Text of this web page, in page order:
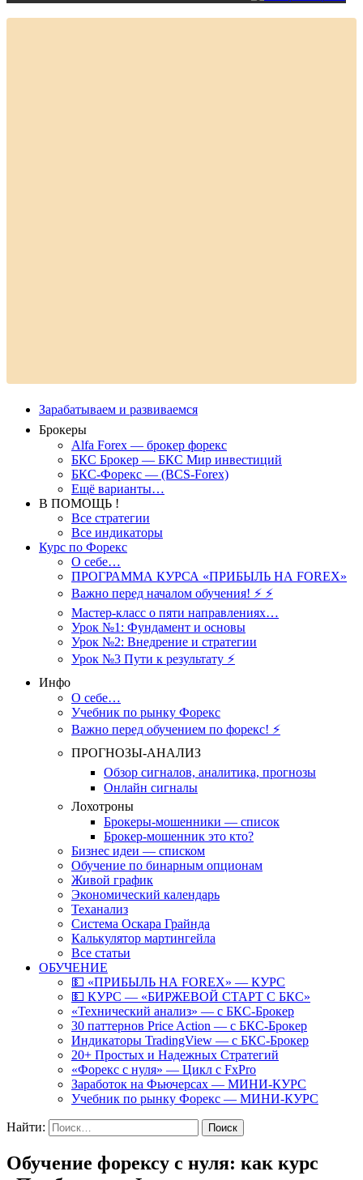
Зарабатываем и развиваемся
Брокеры
Alfa Forex — брокер форекс
БКС Брокер — БКС Мир инвестиций
БКС-Форекс — (BCS-Forex)
Ещё варианты…
В ПОМОЩЬ !
Все стратегии
Все индикаторы
Курс по Форекс
О себе…
ПРОГРАММА КУРСА «ПРИБЫЛЬ НА FOREX»
Важно перед началом обучения! ⚡ ⚡
Мастер-класс о пяти направлениях…
Урок №1: Фундамент и основы
Урок №2: Внедрение и стратегии
Урок №3 Пути к результату ⚡️
Инфо
О себе…
Учебник по рынку Форекс
Важно перед обучением по форекс! ⚡
ПРОГНОЗЫ-АНАЛИЗ
Обзор сигналов, аналитика, прогнозы
Онлайн сигналы
Лохотроны
Брокеры-мошенники — список
Брокер-мошенник это кто?
Бизнес идеи — списком
Обучение по бинарным опционам
Живой график
Экономический календарь
Теханализ
Система Оскара Грайнда
Калькулятор мартингейла
Все статьи
ОБУЧЕНИЕ
💵 «ПРИБЫЛЬ НА FOREX» — КУРС
💵 КУРС — «БИРЖЕВОЙ СТАРТ С БКС»
«Технический анализ» — с БКС-Брокер
30 паттернов Price Action — с БКС-Брокер
Индикаторы TradingView — с БКС-Брокер
20+ Простых и Надежных Стратегий
«Форекс с нуля» — Цикл с FxPro
Заработок на Фьючерсах — МИНИ-КУРС
Учебник по рынку Форекс — МИНИ-КУРС
Найти:
Обучение форексу с нуля: как курс